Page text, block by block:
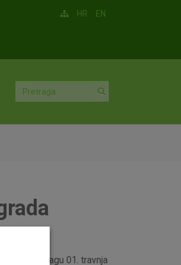
HR EN
na snagu 01. travnja